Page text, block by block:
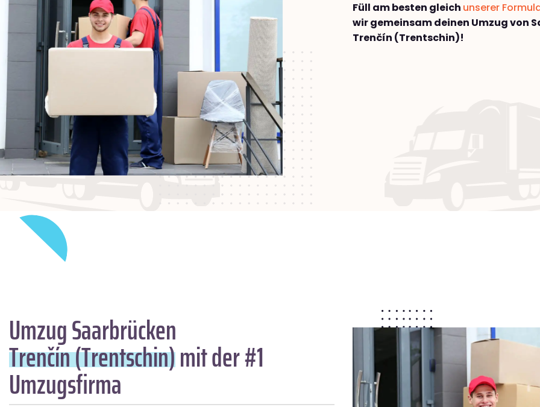
Füll am besten gleich unserer
wir gemeinsam deinen Umzug von
Trenčín (Trentschin)!
Umzug Saarbrücken
Trenčín (Trentschin)mit der #1
Umzugsfirma